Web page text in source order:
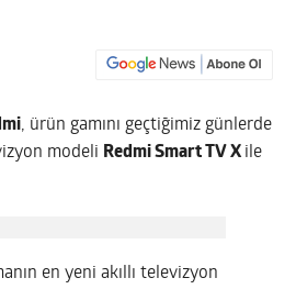
, ürün gamını geçtiğimiz günlerde
modeli Redmi Smart TV X ile
en yeni akıllı televizyon